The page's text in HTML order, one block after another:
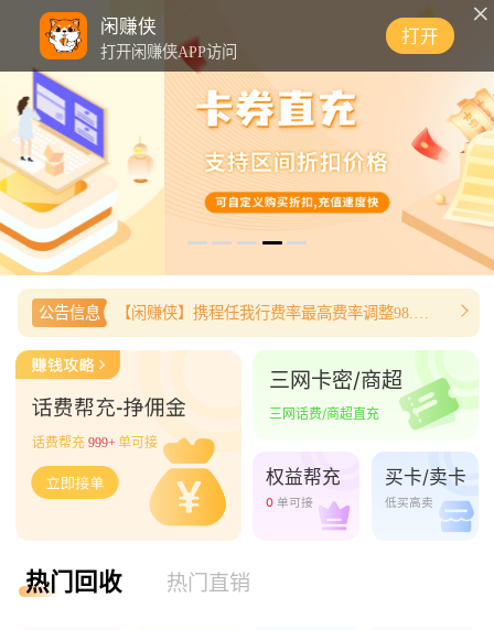
闲赚侠
打开闲赚侠APP访问
打开
公告信息
话费帮充 999+ 单可接
三网卡密/商超
三网话费/商超直充
权益帮充
0 单可接
买卡/卖卡
低买高卖
热门回收 热门直销